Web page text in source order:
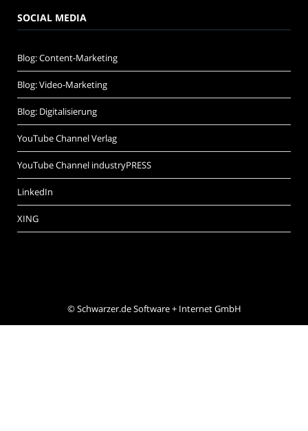
SOCIAL MEDIA
Blog: Content-Marketing
Blog: Video-Marketing
Blog: Digitalisierung
YouTube Channel Verlag
YouTube Channel industryPRESS
LinkedIn
XING
©Schwarzer.de Software + Internet GmbH